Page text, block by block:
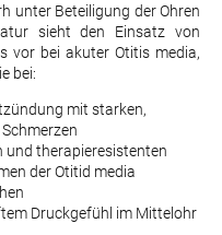
unter Beteiligung der Ohren
sieht den Einsatz von
vor bei akuter Otitis media,
bei:
mit starken,
und therapieresistenten
der Otitid media
Druckgefühl im Mittelohr